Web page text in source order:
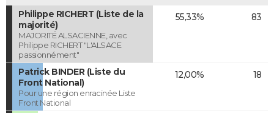
Philippe RICHERT (Liste de la
majorité)
MAJORITÉ ALSACIENNE, avec
Philippe RICHERT "L'ALSACE
passionnément"
55,33% 83
Patrick BINDER (Liste du
Front National)
Pour une région enracinée Liste
Front National
12,00% 18